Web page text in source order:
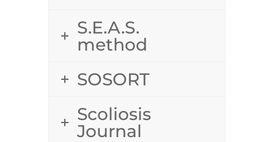
S.E.A.S.
method
SOSORT
Scoliosis
Journal